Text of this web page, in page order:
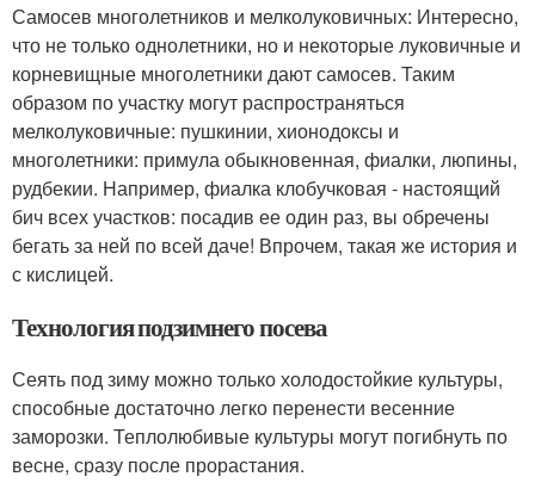
Самосев многолетников и мелколуковичных: Интересно,
что не только однолетники, но и некоторые луковичные и
корневищные многолетники дают самосев. Таким
образом по участку могут распространяться
мелколуковичные: пушкинии, хионодоксы и
многолетники: примула обыкновенная, фиалки, люпины,
рудбекии. Например, фиалка клобучковая - настоящий
бич всех участков: посадив ее один раз, вы обречены
бегать за ней по всей даче! Впрочем, такая же история и
с кислицей.
Технология подзимнего посева
Сеять под зиму можно только холодостойкие культуры,
способные достаточно легко перенести весенние
заморозки. Теплолюбивые культуры могут погибнуть по
весне, сразу после прорастания.